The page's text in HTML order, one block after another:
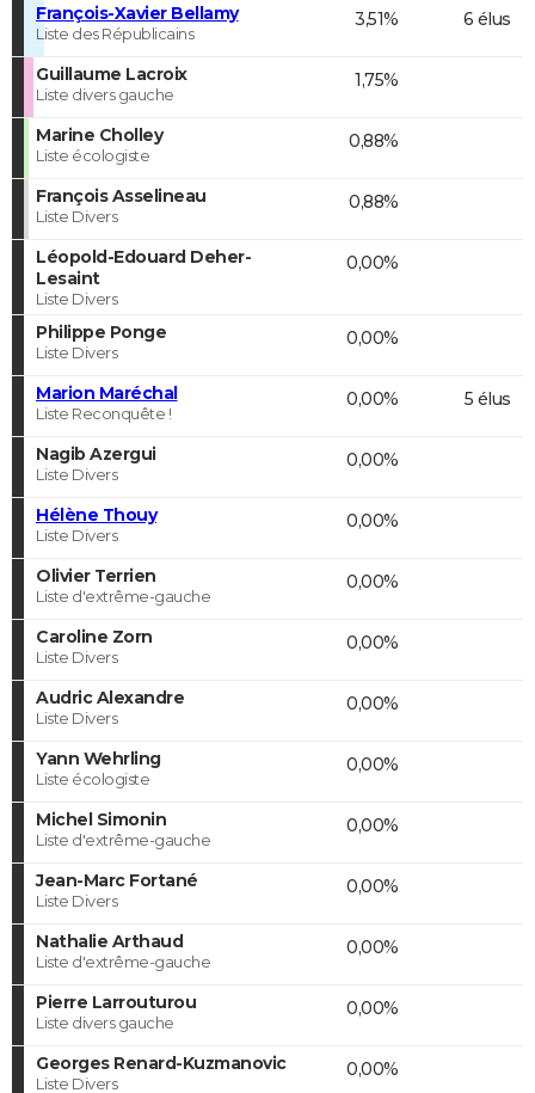
François-Xavier Bellamy
Liste des Républicains
3,51% 6 élus
Guillaume Lacroix
Liste divers gauche
1,75%
Marine Cholley
Liste écologiste
0,88%
François Asselineau
Liste Divers
0,88%
Léopold-Edouard Deher-
Lesaint
Liste Divers
0,00%
Philippe Ponge
Liste Divers
0,00%
Marion Maréchal
Liste Reconquête !
0,00% 5 élus
Nagib Azergui
Liste Divers
0,00%
Hélène Thouy
Liste Divers
0,00%
Olivier Terrien
Liste d'extrême-gauche
0,00%
Caroline Zorn
Liste Divers
0,00%
Audric Alexandre
Liste Divers
0,00%
Yann Wehrling
Liste écologiste
0,00%
Michel Simonin
Liste d'extrême-gauche
0,00%
Jean-Marc Fortané
Liste Divers
0,00%
Nathalie Arthaud
Liste d'extrême-gauche
0,00%
Pierre Larrouturou
Liste divers gauche
0,00%
Georges Renard-Kuzmanovic
Liste Divers
0,00%